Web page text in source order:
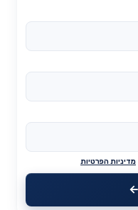
מדיניות הפרטיות